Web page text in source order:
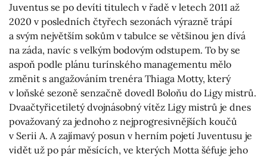
Juventus se po devíti titulech v řadě v letech 2011 až
2020 v posledních čtyřech sezonách výrazně trápí
a svým největším sokům v tabulce se většinou jen dívá
na záda, navíc s velkým bodovým odstupem. To by se
aspoň podle plánu turínského managementu mělo
změnit s angažováním trenéra Thiaga Motty, který
v loňské sezoně senzačně dovedl Boloňu do Ligy mistrů.
Dvaačtyřicetiletý dvojnásobný vítěz Ligy mistrů je dnes
považovaný za jednoho z nejprogresivnějších koučů
v Serii A. A zajímavý posun v herním pojetí Juventusu je
vidět už po pár měsících, ve kterých Motta šéfuje jeho